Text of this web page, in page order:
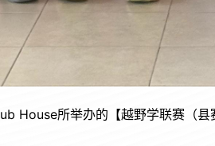
House所举办的【越野学联赛（